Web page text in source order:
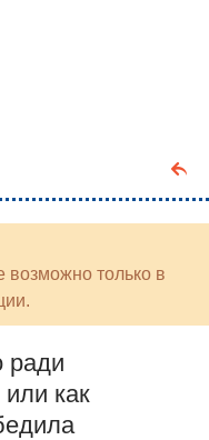
возможно только в
ради
как